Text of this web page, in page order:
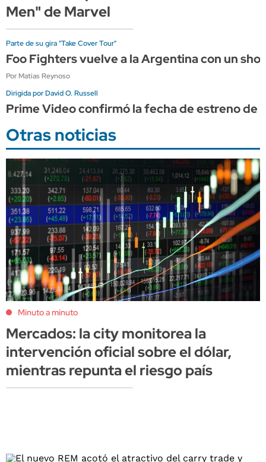
Men" de Marvel
Parte de su gira "Take Cover Tour"
Foo Fighters vuelve a la Argentina con un
Por Matias Reynoso
Dirigida por David O. Russell
Prime Video confirmó la fecha de estreno de
Otras noticias
Minuto a minuto
Mercados: la city monitorea la
intervención oficial sobre el dólar,
mientras repunta el riesgo país